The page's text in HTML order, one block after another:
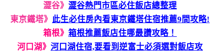
澀谷》 澀谷熱門市區必住飯店總整理
東京鐵塔》 此生必住房內看東京鐵塔住宿推薦9間攻略!
箱根》 箱根推薦飯店住哪最讚攻略！
河口湖》 河口湖住宿,要看到逆富士必須選對飯店攻